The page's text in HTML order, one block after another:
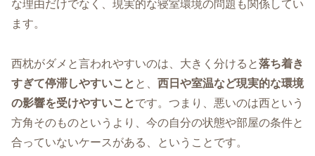
な理由だけでなく、現実的な寝室環境の問題も関係してい
ます。
西枕がダメと言われやすいのは、大きく分けると落ち着き
すぎて停滞しやすいこと と、 西日や室温など現実的な環境
の影響を受けやすいことです。つまり、悪いのは西という
方角そのものというより、今の自分の状態や部屋の条件と
合っていないケースがある、ということです。